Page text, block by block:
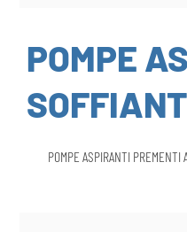
POMPE